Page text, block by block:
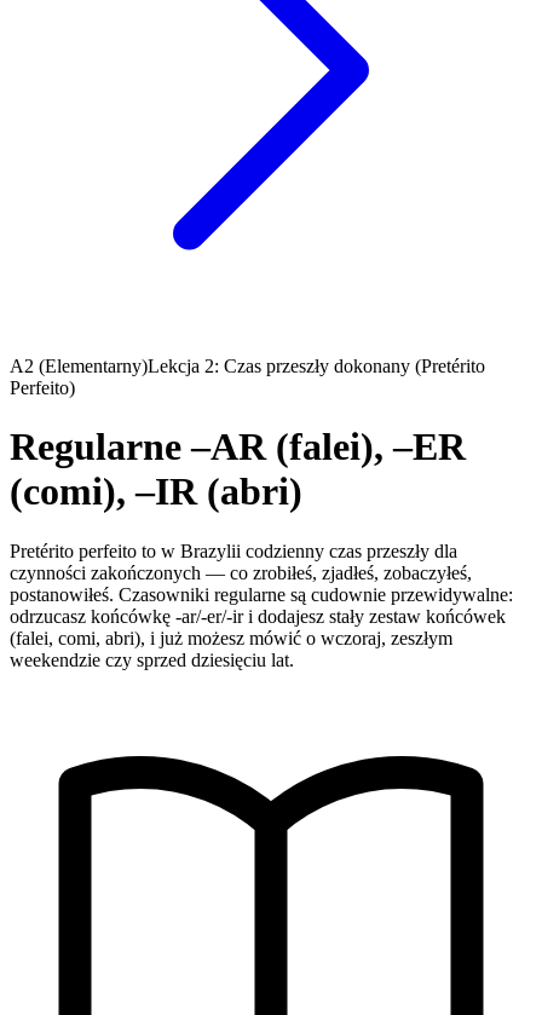
A2 (Elementarny)Lekcja 2: Czas przeszły dokonany (Pretérito
Perfeito)
Regularne –AR (falei), –ER
(comi), –IR (abri)
Pretérito perfeito to w Brazylii codzienny czas przeszły dla
czynności zakończonych — co zrobiłeś, zjadłeś, zobaczyłeś,
postanowiłeś. Czasowniki regularne są cudownie przewidywalne:
odrzucasz końcówkę -ar/-er/-ir i dodajesz stały zestaw końcówek
(falei, comi, abri), i już możesz mówić o wczoraj, zeszłym
weekendzie czy sprzed dziesięciu lat.